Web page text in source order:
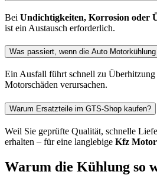
Bei Undichtigkeiten, Korrosion oder
ist ein Austausch erforderlich.
Was passiert, wenn die Auto
Ein Ausfall führt schnell zu Überhitzung
Motorschäden verursachen.
Warum Ersatzteile im GTS-Shop kaufen?
Weil Sie geprüfte Qualität, schnelle
erhalten – für eine langlebige Kfz
Warum die Kühlung so